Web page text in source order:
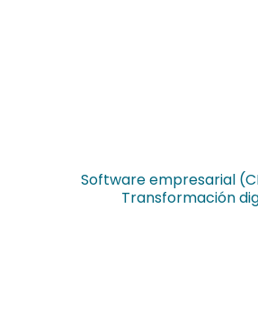
Software empresarial
Transformación